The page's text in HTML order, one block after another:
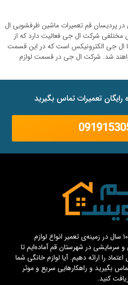
پردیسان قم تعمیرات ماشین ظرفشویی ال
شرکت ال جی فعالیت دارد که از
ال جی الکترونیکس است که در این قسمت
شد. شرکت ال جی در قسمت لوازم
رایگان تعمیرات تماس بگیرید
با تخصص و تجربه‌ی بیش از ۱۰ سال در زمینه‌ی تعمیر انواع لوازم
در شهرستان قم آماده‌ایم تا
را ارائه دهیم. آیا لوازم خانگی شما
تماس بگیرید و راهکارهایی سریع و موثر
کنید.